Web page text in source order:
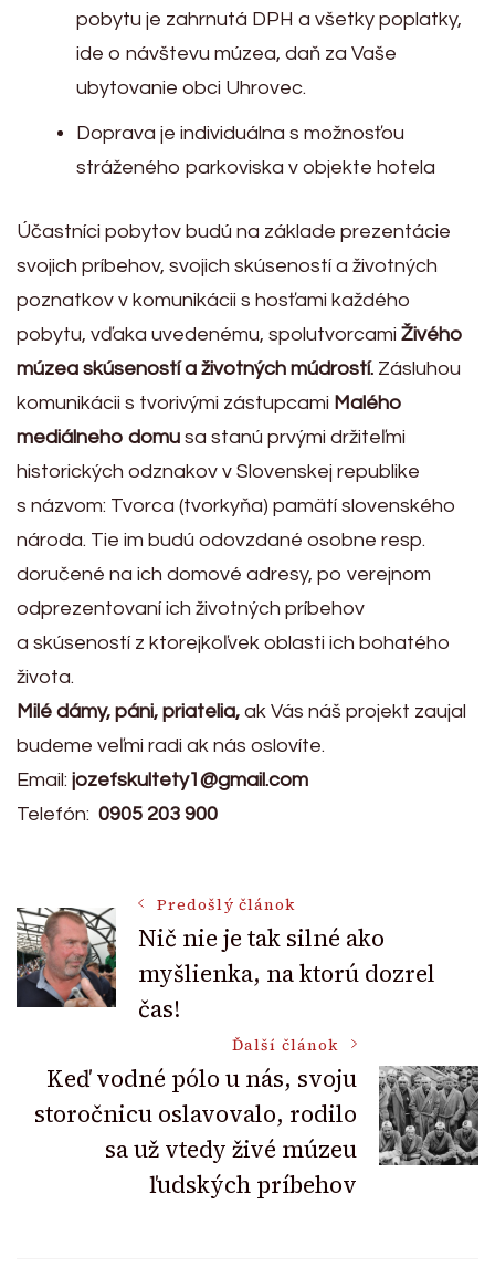
pobytu je zahrnutá DPH a všetky poplatky,
ide o návštevu múzea, daň za Vaše
ubytovanie obci Uhrovec.
Doprava je individuálna s možnosťou
stráženého parkoviska v objekte hotela
Účastníci pobytov budú na základe prezentácie
svojich príbehov, svojich skúseností a životných
poznatkov v komunikácii s hosťami každého
pobytu, vďaka uvedenému, spolutvorcami Živého
múzea skúseností a životných múdrostí. Zásluhou
komunikácii s tvorivými zástupcami Malého
mediálneho domu sa stanú prvými držiteľmi
historických odznakov v Slovenskej republike
s názvom: Tvorca (tvorkyňa) pamätí slovenského
národa. Tie im budú odovzdané osobne resp.
doručené na ich domové adresy, po verejnom
odprezentovaní ich životných príbehov
a skúseností z ktorejkoľvek oblasti ich bohatého
života.
Milé dámy, páni, priatelia, ak Vás náš projekt zaujal
budeme veľmi radi ak nás oslovíte.
Email: jozefskultety1@gmail.com
Telefón: 0905 203 900
Post
Navigation
Predošlý článok
Nič nie je tak silné ako
myšlienka, na ktorú dozrel
čas!
Ďalší článok
Keď vodné pólo u nás, svoju
storočnicu oslavovalo, rodilo
sa už vtedy živé múzeu
ľudských príbehov